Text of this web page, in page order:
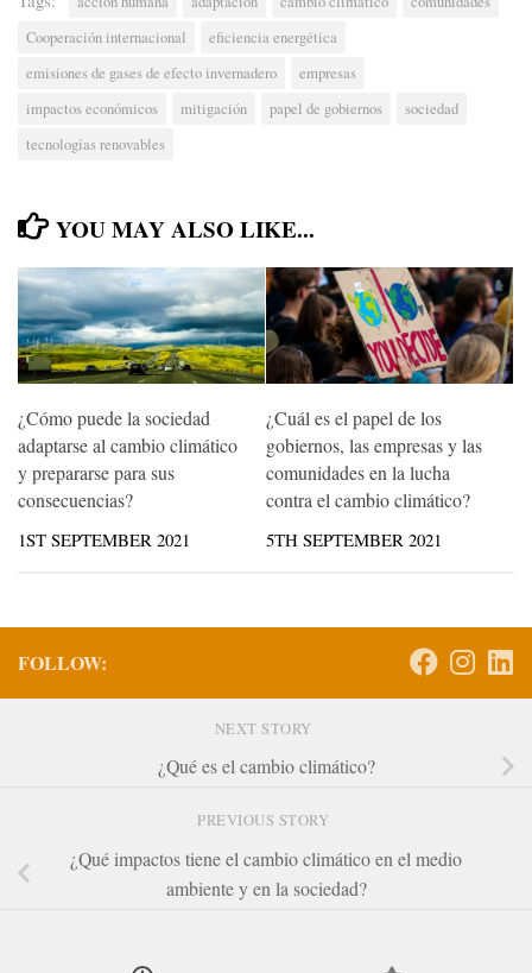
Cooperación internacional
eficiencia energética
emisiones de gases de efecto invernadero
empresas
impactos económicos
mitigación papel de gobiernos
sociedad
tecnologías renovables
YOU MAY ALSO LIKE...
¿Cómo puede la sociedad
adaptarse al cambio climático
y prepararse para sus
consecuencias?
1ST SEPTEMBER 2021
¿Cuál es el papel de los
gobiernos, las empresas y las
comunidades en la lucha
contra el cambio climático?
5TH SEPTEMBER 2021
FOLLOW:
NEXT STORY
¿Qué es el cambio climático?
PREVIOUS STORY
¿Qué impactos tiene el cambio climático en el medio
ambiente y en la sociedad?